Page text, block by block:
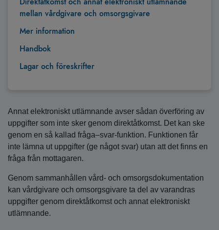
mellan vårdgivare och omsorgsgivare
Mer information
Handbok
Lagar och föreskrifter
Annat elektroniskt utlämnande avser sådan överföring av
uppgifter som inte sker genom direktåtkomst. Det kan ske
genom en så kallad fråga–svar-funktion. Funktionen får
inte lämna ut uppgifter (ge något svar) utan att det finns en
fråga från mottagaren.
Genom sammanhållen vård- och omsorgsdokumentation
kan vårdgivare och omsorgsgivare ta del av varandras
uppgifter genom direktåtkomst och annat elektroniskt
utlämnande.